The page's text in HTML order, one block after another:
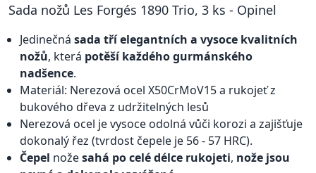
Sada nožů Les Forgés 1890 Trio, 3 ks - Opinel
Jedinečná sada tří elegantních a vysoce kvalitních
nožů, která potěší každého gurmánského
nadšence.
Materiál: Nerezová ocel X50CrMoV15 a rukojeť z
bukového dřeva z udržitelných lesů
Nerezová ocel je vysoce odolná vůči korozi a zajišťuje
dokonalý řez (tvrdost čepele je 56 - 57 HRC).
Čepel nožesahá po celé délce rukojeti, nože jsou